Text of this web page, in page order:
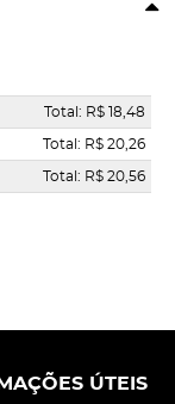
Total: R$ 18,48
Total: R$ 20,26
Total: R$ 20,56
ÚTEIS